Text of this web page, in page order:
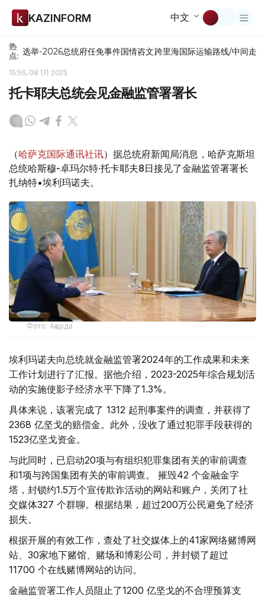
KAZINFORM 中文
热
点: 选举-2026总统府任免事件国情咨文跨里海国际运输路线/中间走廊
15:56, 08 1月 2025
托卡耶夫总统会见金融监管署署长
（哈萨克国际通讯社讯）据总统府新闻局消息，哈萨克斯坦
总统哈斯穆-卓玛尔特·托卡耶夫8日接见了金融监管署署长
扎纳特•埃利玛诺夫。
Фото: Ақорда
埃利玛诺夫向总统就金融监管署2024年的工作成果和未来
工作计划进行了汇报。据他介绍，2023-2025年综合规划活
动的实施使影子经济水平下降了1.3%。
具体来说，该署完成了 1312 起刑事案件的调查，并获得了
2368 亿坚戈的赔偿金。此外，没收了通过犯罪手段获得的
1523亿坚戈资金。
与此同时，已启动20项与有组织犯罪集团有关的审前调查
和1项与跨国集团有关的审前调查。 摧毁42 个金融金字
塔，封锁约1.5万个宣传欺诈活动的网站和账户，关闭了社
交媒体327 个群聊。根据结果，超过200万公民避免了经济
损失。
根据开展的有效工作，查处了社交媒体上的41家网络赌博网
站、30家地下赌馆、赌场和博彩公司，并封锁了超过
11700 个在线赌博网站的访问。
金融监管署工作人员阻止了1200 亿坚戈的不合理预算支